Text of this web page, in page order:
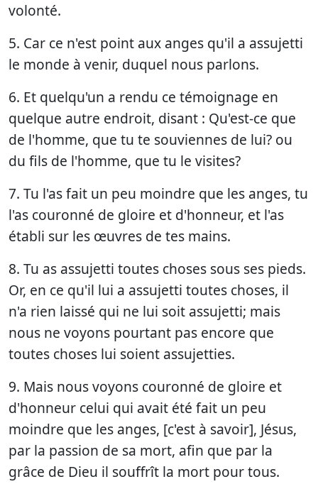
volonté.
5. Car ce n'est point aux anges qu'il a assujetti
le monde à venir, duquel nous parlons.
6. Et quelqu'un a rendu ce témoignage en
quelque autre endroit, disant : Qu'est-ce que
de l'homme, que tu te souviennes de lui? ou
du fils de l'homme, que tu le visites?
7. Tu l'as fait un peu moindre que les anges, tu
l'as couronné de gloire et d'honneur, et l'as
établi sur les œuvres de tes mains.
8. Tu as assujetti toutes choses sous ses pieds.
Or, en ce qu'il lui a assujetti toutes choses, il
n'a rien laissé qui ne lui soit assujetti; mais
nous ne voyons pourtant pas encore que
toutes choses lui soient assujetties.
9. Mais nous voyons couronné de gloire et
d'honneur celui qui avait été fait un peu
moindre que les anges, [c'est à savoir], Jésus,
par la passion de sa mort, afin que par la
grâce de Dieu il souffrît la mort pour tous.